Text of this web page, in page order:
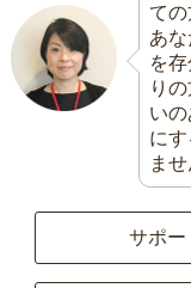
ての
あ
を
り
い
に
ま
サポー